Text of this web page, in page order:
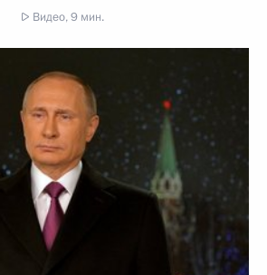
Видео, 9 мин.